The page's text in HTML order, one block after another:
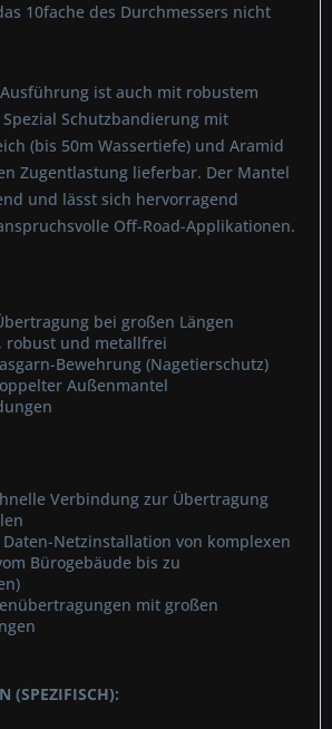
10fache des Durchmessers nicht
Ausführung ist auch mit robustem
Schutzbandierung mit
(bis 50m Wassertiefe) und Aramid
Zugentlastung lieferbar. Der Mantel
und lässt sich hervorragend
Off-Road-Applikationen.
bei großen Längen
robust und metallfrei
Bewehrung (Nagetierschutz)
Außenmantel
Verbindung zur Übertragung
Netzinstallation von komplexen
Bürogebäude bis zu
mit großen
(SPEZIFISCH):